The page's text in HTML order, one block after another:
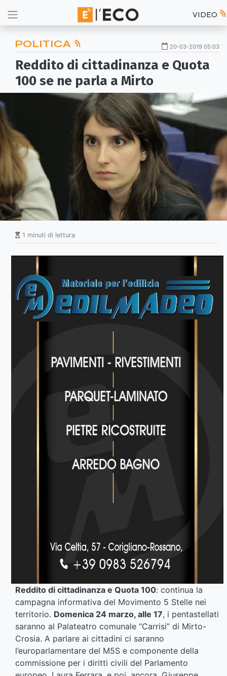
VIDEO
POLITICA 20-03-2019 05:03
Reddito di cittadinanza e Quota
100 se ne parla a Mirto
1 minuti di lettura
Reddito di cittadinanza e Quota 100: continua la
campagna informativa del Movimento 5 Stelle nei
territorio. Domenica 24 marzo, alle 17, i pentastellati
saranno al Palateatro comunale “Carrisi” di Mirto-
Crosia. A parlare ai cittadini ci saranno
l’europarlamentare del M5S e componente della
commissione per i diritti civili del Parlamento